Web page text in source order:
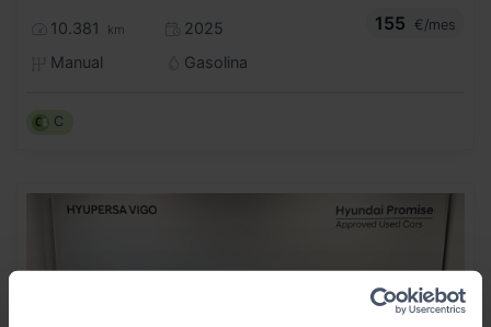
10.381 km
2025
Manual
Gasolina
155
€/mes
C